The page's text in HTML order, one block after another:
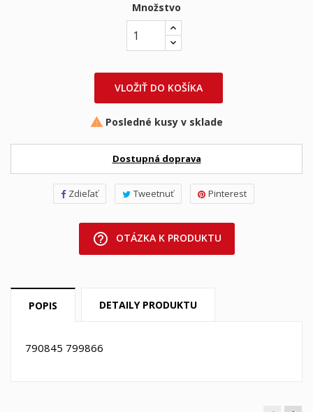
Množstvo
VLOŽIŤ DO KOŠÍKA
 Posledné kusy v sklade
Dostupná doprava
Zdieľať Tweetnuť Pinterest
help_outline OTÁZKA K PRODUKTU
POPIS DETAILY PRODUKTU
790845 799866